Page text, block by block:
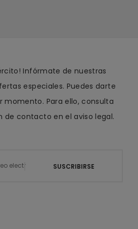
Infórmate de nuestras
especiales. Puedes darte
momento. Para ello, consulta
de contacto en el aviso legal.
SUSCRIBIRSE